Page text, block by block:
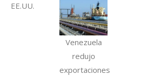
EE.UU.
Venezuela
redujo
exportaciones